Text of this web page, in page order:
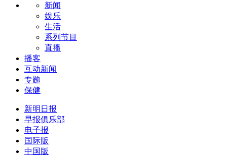
新闻
娱乐
生活
系列节目
直播
播客
互动新闻
专题
保健
新明日报
早报俱乐部
电子报
国际版
中国版